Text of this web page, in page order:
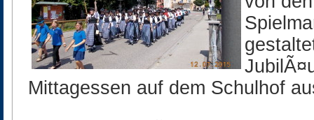
Mittagessen auf dem Schulhof